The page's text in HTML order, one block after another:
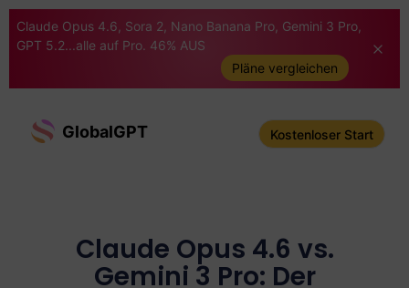
Claude Opus 4.6, Sora 2, Nano Banana Pro, Gemini 3 Pro,
GPT 5.2...alle auf Pro. 46% AUS
Pläne vergleichen
GlobalGPT Kostenloser Start
Claude Opus 4.6 vs.
Gemini 3 Pro: Der